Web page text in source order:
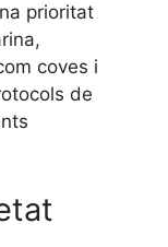
prioritat
coves i
de